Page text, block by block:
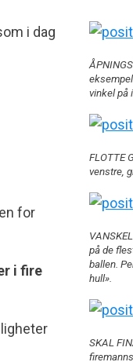
vinkel på
FLOTTE
venstre,
på de
ballen.
hull».
SKAL
i dag
for
i fire